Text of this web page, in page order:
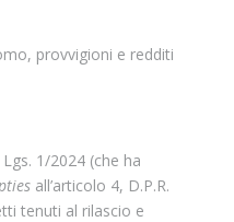
provvigioni e redditi
1/2024 (che ha
all’articolo 4, D.P.R.
tenuti al rilascio e